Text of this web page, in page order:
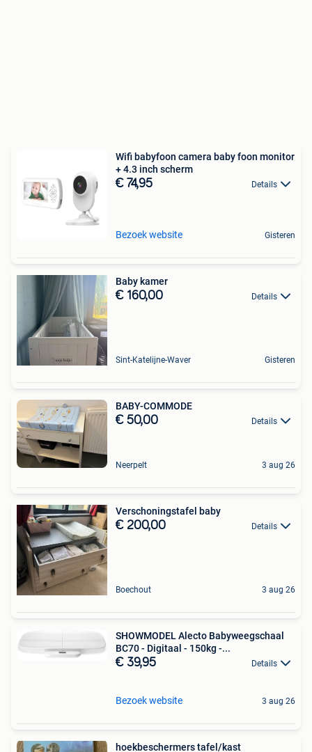
Wifi babyfoon camera baby foon monitor
+ 4.3 inch scherm
€ 74,95 Details
Bezoek website Gisteren
Baby kamer
€ 160,00 Details
Sint-Katelijne-Waver Gisteren
BABY-COMMODE
€ 50,00 Details
Neerpelt 3 aug 26
Verschoningstafel baby
€ 200,00 Details
Boechout 3 aug 26
SHOWMODEL Alecto Babyweegschaal
BC70 - Digitaal - 150kg -...
€ 39,95 Details
Bezoek website 3 aug 26
hoekbeschermers tafel/kast